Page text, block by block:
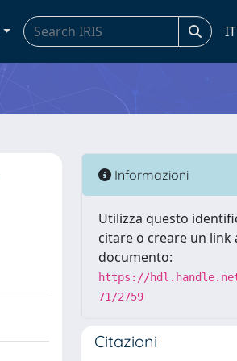
IT
Informazioni
Utilizza questo
citare o creare un link
documento:
https://
71/2759
Citazioni